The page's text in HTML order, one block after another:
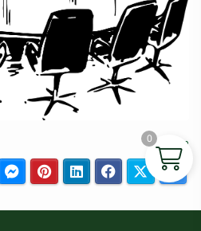
مشاركة 0